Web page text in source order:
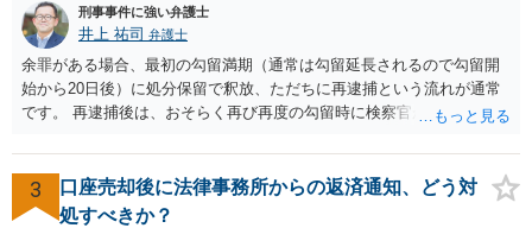
刑事事件に強い弁護士
井上 祐司 弁護士
余罪がある場合、最初の勾留満期（通常は勾留延長されるので勾留開
始から20日後）に処分保留で釈放、ただちに再逮捕という流れが通常
です。 再逮捕後は、おそらく再び再度の勾留時に検察官が接見禁止を
3
口座売却後に法律事務所からの返済通知、どう対
処すべきか？